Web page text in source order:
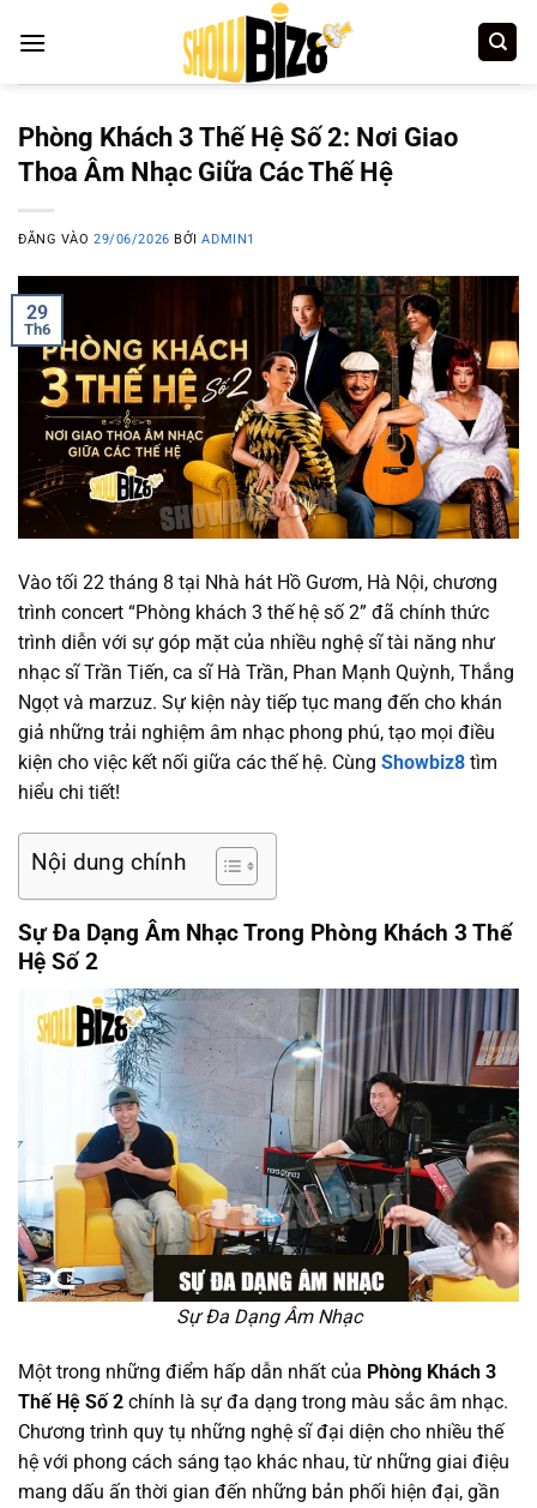
qua
Phòng Khách 3 Thế Hệ Số 2: Nơi Giao
Thoa Âm Nhạc Giữa Các Thế Hệ
ĐĂNG VÀO29/06/2026 BỞIADMIN1
29
Th6
Vào tối 22 tháng 8 tại Nhà hát Hồ Gươm, Hà Nội, chương
trình concert “Phòng khách 3 thế hệ số 2” đã chính thức
trình diễn với sự góp mặt của nhiều nghệ sĩ tài năng như
nhạc sĩ Trần Tiến, ca sĩ Hà Trần, Phan Mạnh Quỳnh, Thắng
Ngọt và marzuz. Sự kiện này tiếp tục mang đến cho khán
giả những trải nghiệm âm nhạc phong phú, tạo mọi điều
kiện cho việc kết nối giữa các thế hệ. Cùng Showbiz8 tìm
hiểu chi tiết!
Nội dung chính
Sự Đa Dạng Âm Nhạc Trong Phòng Khách 3 Thế
Hệ Số 2
Sự Đa Dạng Âm Nhạc
Một trong những điểm hấp dẫn nhất của Phòng Khách 3
Thế Hệ Số 2 chính là sự đa dạng trong màu sắc âm nhạc.
Chương trình quy tụ những nghệ sĩ đại diện cho nhiều thế
hệ với phong cách sáng tạo khác nhau, từ những giai điệu
mang dấu ấn thời gian đến những bản phối hiện đại, gần